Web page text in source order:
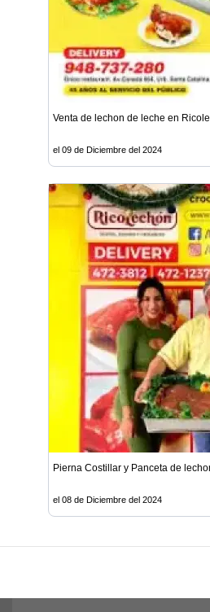
Venta de lechon de leche en
el 09 de Diciembre del 2024
Pierna Costillar y Panceta de
el 08 de Diciembre del 2024